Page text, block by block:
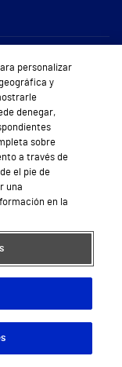
el trabajo
web Protección de datos
personalizar
y
denegar,
sobre
a través de
el pie de
una
en la